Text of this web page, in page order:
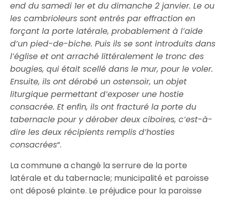
end du samedi 1er et du dimanche 2 janvier. Le ou
les cambrioleurs sont entrés par effraction en
forçant la porte latérale, probablement à l’aide
d’un pied-de-biche. Puis ils se sont introduits dans
l’église et ont arraché littéralement le tronc des
bougies, qui était scellé dans le mur, pour le voler.
Ensuite, ils ont dérobé un ostensoir, un objet
liturgique permettant d’exposer une hostie
consacrée. Et enfin, ils ont fracturé la porte du
tabernacle pour y dérober deux ciboires, c’est-à-
dire les deux récipients remplis d’hosties
consacrées“.
La commune a changé la serrure de la porte
latérale et du tabernacle; municipalité et paroisse
ont déposé plainte. Le préjudice pour la paroisse